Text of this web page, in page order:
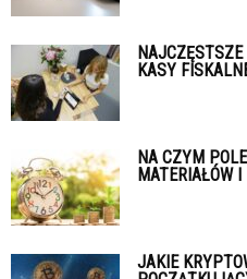
KASY
NA CZYM
MATERIAŁÓW
JAKIE